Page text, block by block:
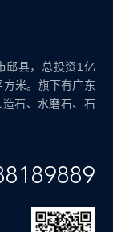
邱县，总投资1亿
米。旗下有广东
石、水磨石、石